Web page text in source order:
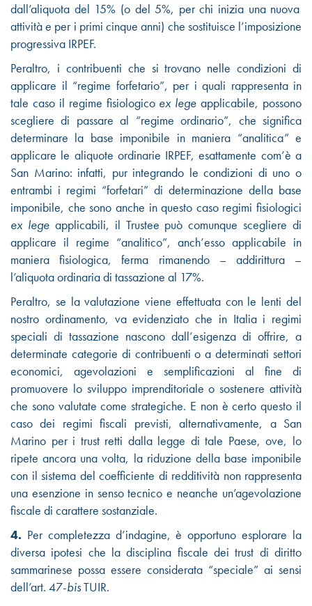
dall’aliquota del 15% (o del 5%, per chi inizia una nuova
attività e per i primi cinque anni) che sostituisce l’imposizione
progressiva IRPEF.
Peraltro, i contribuenti che si trovano nelle condizioni di
applicare il “regime forfetario”, per i quali rappresenta in
tale caso il regime fisiologico ex lege applicabile, possono
scegliere di passare al “regime ordinario”, che significa
determinare la base imponibile in maniera “analitica” e
applicare le aliquote ordinarie IRPEF, esattamente com’è a
San Marino: infatti, pur integrando le condizioni di uno o
entrambi i regimi “forfetari” di determinazione della base
imponibile, che sono anche in questo caso regimi fisiologici
ex legeapplicabili, il Trustee può comunque scegliere di
applicare il regime “analitico”, anch’esso applicabile in
maniera fisiologica, ferma rimanendo – addirittura –
l’aliquota ordinaria di tassazione al 17%.
Peraltro, se la valutazione viene effettuata con le lenti del
nostro ordinamento, va evidenziato che in Italia i regimi
speciali di tassazione nascono dall’esigenza di offrire, a
determinate categorie di contribuenti o a determinati settori
economici, agevolazioni e semplificazioni al fine di
promuovere lo sviluppo imprenditoriale o sostenere attività
che sono valutate come strategiche. E non è certo questo il
caso dei regimi fiscali previsti, alternativamente, a San
Marino per i trust retti dalla legge di tale Paese, ove, lo
ripete ancora una volta, la riduzione della base imponibile
con il sistema del coefficiente di redditività non rappresenta
una esenzione in senso tecnico e neanche un’agevolazione
fiscale di carattere sostanziale.
4. Per completezza d’indagine, è opportuno esplorare la
diversa ipotesi che la disciplina fiscale dei trust di diritto
sammarinese possa essere considerata “speciale” ai sensi
dell’art. 47-bisTUIR.